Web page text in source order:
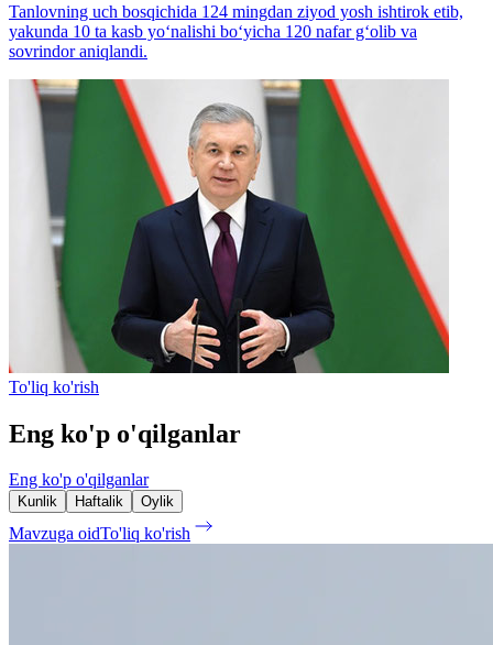
Tanlovning uch bosqichida 124 mingdan ziyod yosh ishtirok etib,
yakunda 10 ta kasb yo‘nalishi bo‘yicha 120 nafar g‘olib va
sovrindor aniqlandi.
To'liq ko'rish
Eng ko'p o'qilganlar
Eng ko'p o'qilganlar
Kunlik Haftalik Oylik
Mavzuga oidTo'liq ko'rish